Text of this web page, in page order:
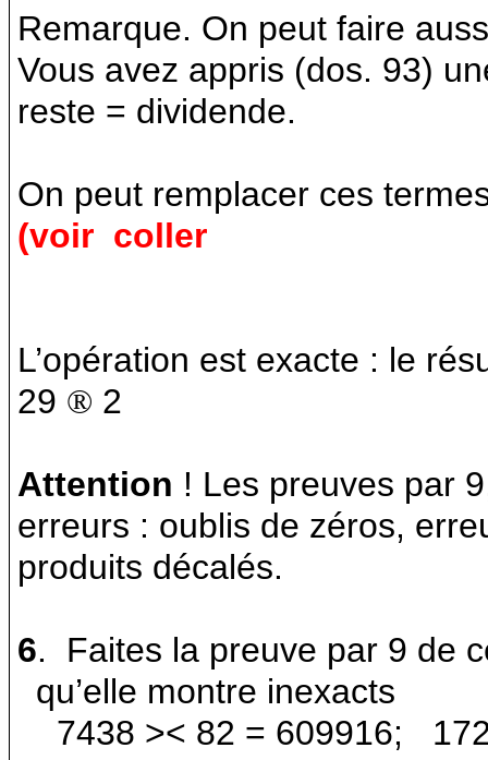
Remarque. On peut faire
Vous avez appris (dos. 93)
reste = dividende.
On peut remplacer ces
(voir coller
L’opération est exacte : le
29 ® 2
Attention ! Les preuves par
erreurs : oublis de zéros,
produits décalés.
6.
Faites la preuve par 9 de
qu’elle montre inexacts
7438 >< 82 = 609916;